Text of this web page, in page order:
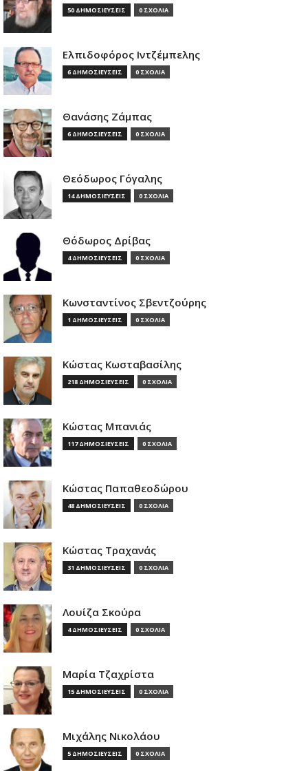
50 ΔΗΜΟΣΙΕΥΣΕΙΣ 0 ΣΧΟΛΙΑ
Ελπιδοφόρος Ιντζέμπελης
6 ΔΗΜΟΣΙΕΥΣΕΙΣ 0 ΣΧΟΛΙΑ
Θανάσης Ζάμπας
6 ΔΗΜΟΣΙΕΥΣΕΙΣ 0 ΣΧΟΛΙΑ
Θεόδωρος Γόγαλης
14 ΔΗΜΟΣΙΕΥΣΕΙΣ 0 ΣΧΟΛΙΑ
Θόδωρος Δρίβας
4 ΔΗΜΟΣΙΕΥΣΕΙΣ 0 ΣΧΟΛΙΑ
Κωνσταντίνος Σβεντζούρης
1 ΔΗΜΟΣΙΕΥΣΕΙΣ 0 ΣΧΟΛΙΑ
Κώστας Κωσταβασίλης
218 ΔΗΜΟΣΙΕΥΣΕΙΣ 0 ΣΧΟΛΙΑ
Κώστας Μπανιάς
117 ΔΗΜΟΣΙΕΥΣΕΙΣ 0 ΣΧΟΛΙΑ
Κώστας Παπαθεοδώρου
48 ΔΗΜΟΣΙΕΥΣΕΙΣ 0 ΣΧΟΛΙΑ
Κώστας Τραχανάς
31 ΔΗΜΟΣΙΕΥΣΕΙΣ 0 ΣΧΟΛΙΑ
Λουίζα Σκούρα
4 ΔΗΜΟΣΙΕΥΣΕΙΣ 0 ΣΧΟΛΙΑ
Μαρία Τζαχρίστα
15 ΔΗΜΟΣΙΕΥΣΕΙΣ 0 ΣΧΟΛΙΑ
Μιχάλης Νικολάου
5 ΔΗΜΟΣΙΕΥΣΕΙΣ 0 ΣΧΟΛΙΑ